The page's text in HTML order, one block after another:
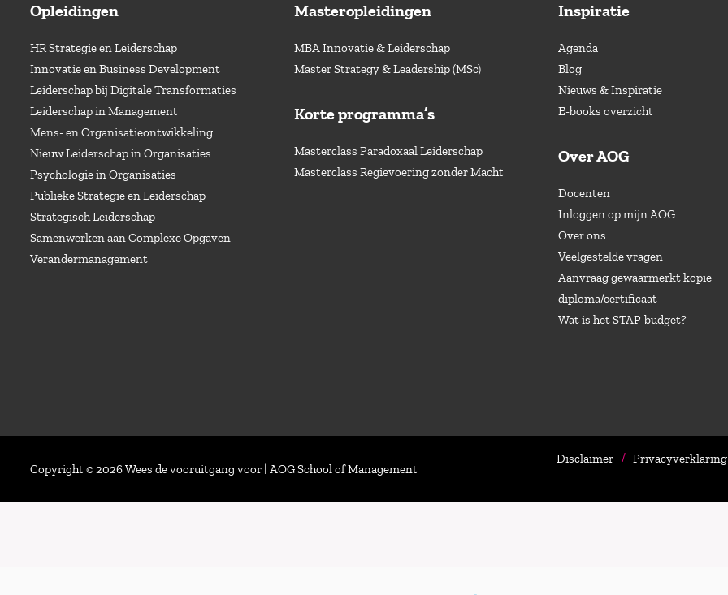
Opleidingen
HR Strategie en Leiderschap
Innovatie en Business Development
Leiderschap bij Digitale Transformaties
Leiderschap in Management
Mens- en Organisatieontwikkeling
Nieuw Leiderschap in Organisaties
Psychologie in Organisaties
Publieke Strategie en Leiderschap
Strategisch Leiderschap
Samenwerken aan Complexe Opgaven
Verandermanagement
Masteropleidingen
MBA Innovatie & Leiderschap
Master Strategy & Leadership (MSc)
Korte programma’s
Masterclass Paradoxaal Leiderschap
Masterclass Regievoering zonder Macht
Inspiratie
Agenda
Blog
Nieuws & Inspiratie
E-books overzicht
Over AOG
Docenten
Inloggen op mijn AOG
Over ons
Veelgestelde vragen
Aanvraag gewaarmerkt kopie
diploma/certificaat
Wat is het STAP-budget?
Copyright © 2026 Wees de vooruitgang voor | AOG School of Management
Disclaimer Privacyverklaring